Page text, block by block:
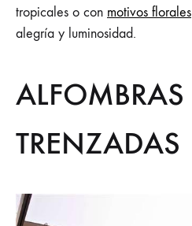
tropicales o con motivos florales
alegría y luminosidad.
ALFOMBRAS
TRENZADAS